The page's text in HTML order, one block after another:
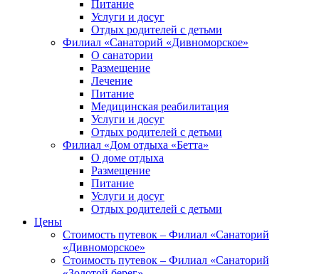
Питание
Услуги и досуг
Отдых родителей с детьми
Филиал «Санаторий «Дивноморское»
О санатории
Размещение
Лечение
Питание
Медицинская реабилитация
Услуги и досуг
Отдых родителей с детьми
Филиал «Дом отдыха «Бетта»
О доме отдыха
Размещение
Питание
Услуги и досуг
Отдых родителей с детьми
Цены
Стоимость путевок – Филиал «Санаторий
«Дивноморское»
Стоимость путевок – Филиал «Санаторий